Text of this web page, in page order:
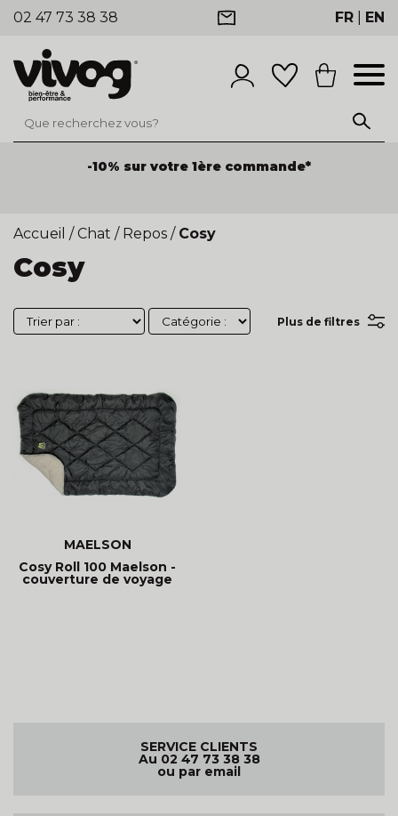
02 47 73 38 38 FR EN
-10% sur votre 1ère commande*
Accueil / Chat / Repos / Cosy
Cosy
Plus de filtres
MAELSON
Cosy Roll 100 Maelson -
couverture de voyage
SERVICE CLIENTS
Au 02 47 73 38 38
ou par email